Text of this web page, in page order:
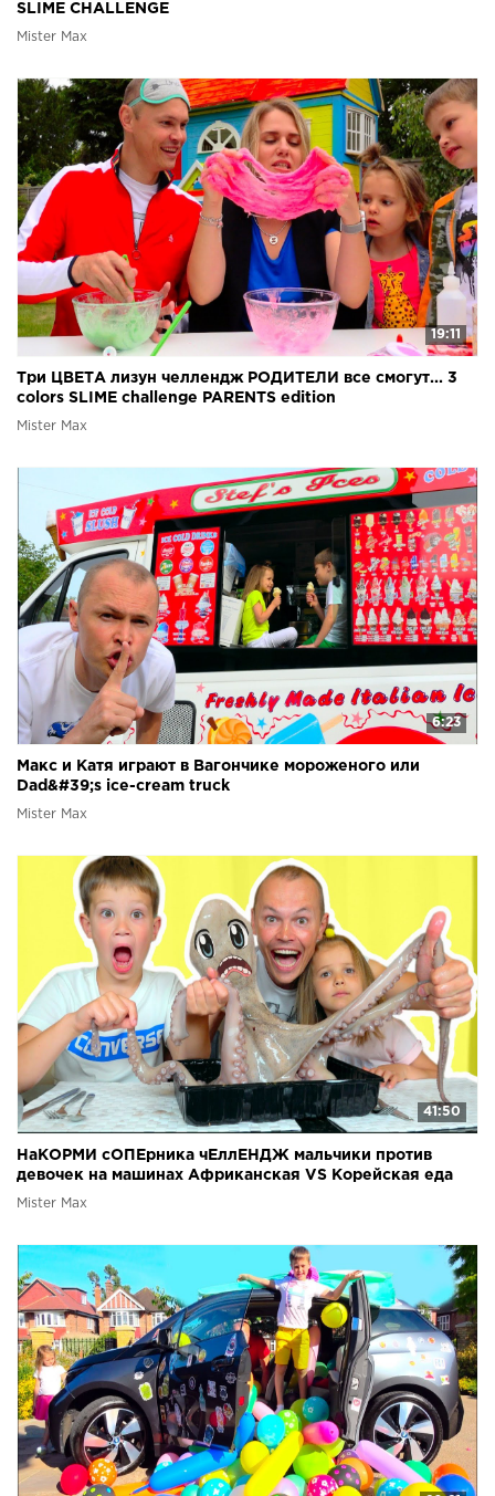
SLIME CHALLENGE
Mister Max
19:11
Три ЦВЕТА лизун челлендж РОДИТЕЛИ все смогут... 3
colors SLIME challenge PARENTS edition
Mister Max
6:23
Макс и Катя играют в Вагончике мороженого или
Dad&#39;s ice-cream truck
Mister Max
41:50
НаКОРМИ сОПЕрника чЕллЕНДЖ мальчики против
девочек на машинах Африканская VS Корейская еда
Mister Max